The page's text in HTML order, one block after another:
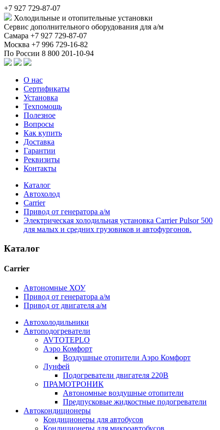
+7 927 729-87-07
Холодильные и отопительные установки
Сервис дополнительного оборудования для а/м
Самара +7 927 729-87-07
Москва +7 996 729-16-82
По России 8 800 201-10-94
О нас
Сертификаты
Установка
Техпомощь
Полезное
Вопросы
Как купить
Доставка
Гарантии
Реквизиты
Контакты
Каталог
Автохолод
Carrier
Привод от генератора а/м
Электрическая холодильная установка Cаrrier Pulsor 500
для малых и средних грузовиков и автофургонов.
Каталог
Carrier
Автономные ХОУ
Привод от генератора а/м
Привод от двигателя а/м
Автохолодильники
Автоподогреватели
AVTOTEPLO
Аэро Комфорт
Воздушные отопители Аэро Комфорт
Лунфей
Подогреватели двигателя 220В
ПРАМОТРОНИК
Автономные воздушные отопители
Предпусковые жидкостные подогреватели
Автокондиционеры
Кондиционеры для автобусов